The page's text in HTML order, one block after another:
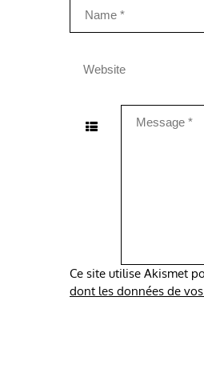
Ce site utilise Akismet
dont les données de